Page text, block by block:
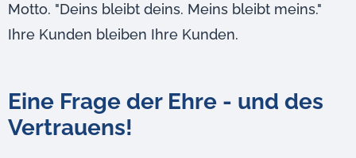
Motto. "Deins bleibt deins. Meins bleibt meins."
Ihre Kunden bleiben Ihre Kunden.
Eine Frage der Ehre - und des
Vertrauens!